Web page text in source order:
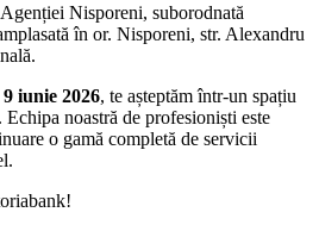
Nisporeni, suborodnată
în or. Nisporeni, str. Alexandru
9 iunie 2026, te așteptăm într-un spațiu
noastră de profesioniști este
o gamă completă de servicii